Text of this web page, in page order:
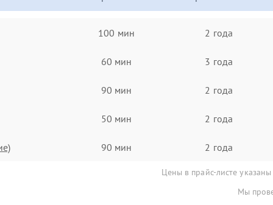
100 мин 2 года
60 мин 3 года
90 мин 2 года
50 мин 2 года
90 мин 2 года
Цены в прайс-листе
Мы